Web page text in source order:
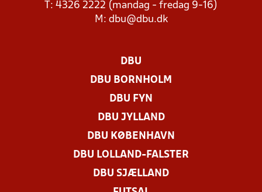
T: 4326 2222 (mandag - fredag 9-16)
M: dbu@dbu.dk
DBU
DBU BORNHOLM
DBU FYN
DBU JYLLAND
DBU KØBENHAVN
DBU LOLLAND-FALSTER
DBU SJÆLLAND